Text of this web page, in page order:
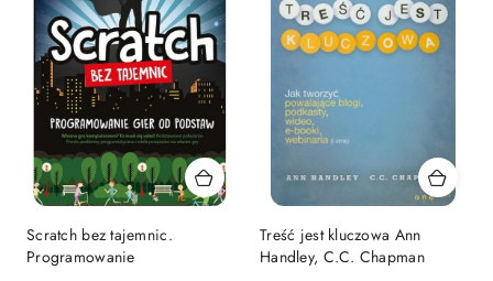
Scratch bez tajemnic.
Programowanie
Treść jest kluczowa Ann
Handley, C.C. Chapman